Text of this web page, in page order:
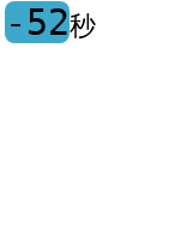
-52秒